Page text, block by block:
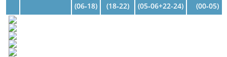
(06‑18) (18‑22) (05‑06+22-24) (00‑05)